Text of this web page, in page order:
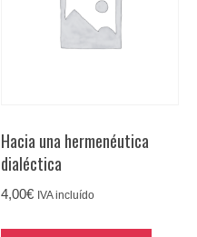
Hacia una hermenéutica
dialéctica
4,00€ IVA incluído